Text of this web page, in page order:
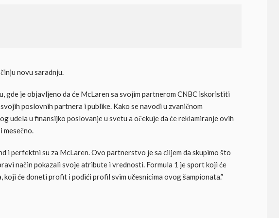
novu saradnju.
gde je objavljeno da će McLaren sa svojim partnerom CNBC iskoristiti
poslovnih partnera i publike. Kako se navodi u zvaničnom
udela u finansijko poslovanje u svetu a očekuje da će reklamiranje ovih
mesečno.
i perfektni su za McLaren. Ovo partnerstvo je sa ciljem da skupimo što
način pokazali svoje atribute i vrednosti. Formula 1 je sport koji će
koji će doneti profit i podići profil svim učesnicima ovog šampionata.”